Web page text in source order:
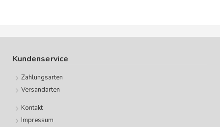
Kundenservice
Zahlungsarten
Versandarten
Kontakt
Impressum